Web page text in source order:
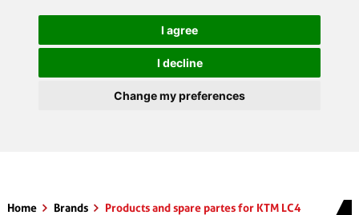
I agree
I decline
Change my preferences
Home Brands
Products and spare partes for KTM LC4